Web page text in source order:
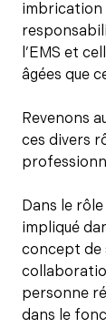
imbrication
l’EMS et
âgées que
Revenons
ces divers
Dans le
impliqué
concept de
personne
dans le